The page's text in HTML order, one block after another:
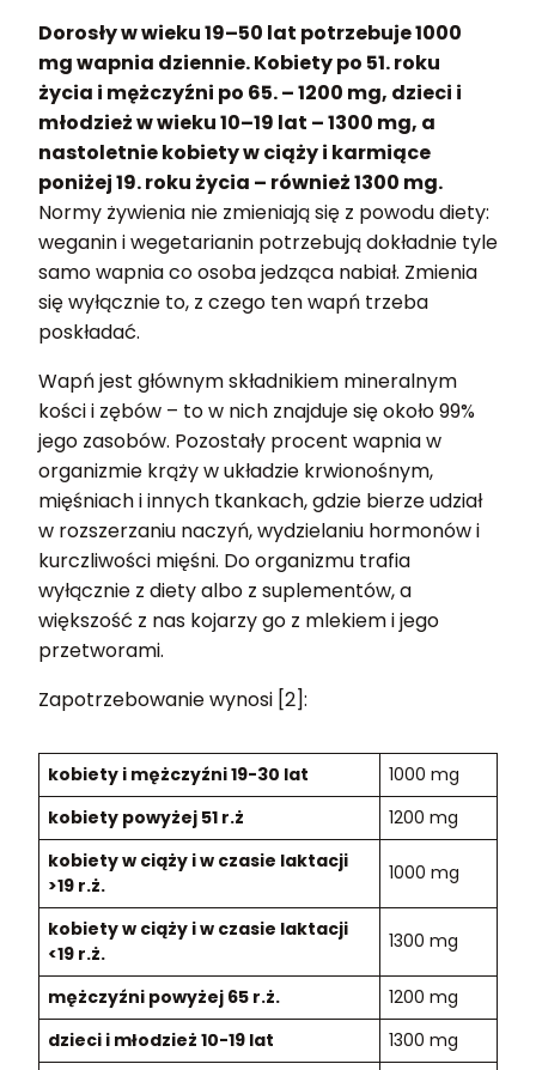
Dorosły w wieku 19–50 lat potrzebuje 1000
mg wapnia dziennie. Kobiety po 51. roku
życia i mężczyźni po 65. – 1200 mg, dzieci i
młodzież w wieku 10–19 lat – 1300 mg, a
nastoletnie kobiety w ciąży i karmiące
poniżej 19. roku życia – również 1300 mg.
Normy żywienia nie zmieniają się z powodu diety:
weganin i wegetarianin potrzebują dokładnie tyle
samo wapnia co osoba jedząca nabiał. Zmienia
się wyłącznie to, z czego ten wapń trzeba
poskładać.
Wapń jest głównym składnikiem mineralnym
kości i zębów – to w nich znajduje się około 99%
jego zasobów. Pozostały procent wapnia w
organizmie krąży w układzie krwionośnym,
mięśniach i innych tkankach, gdzie bierze udział
w rozszerzaniu naczyń, wydzielaniu hormonów i
kurczliwości mięśni. Do organizmu trafia
wyłącznie z diety albo z suplementów, a
większość z nas kojarzy go z mlekiem i jego
przetworami.
Zapotrzebowanie wynosi [2]:
kobiety i mężczyźni 19-30 lat
1000 mg
kobiety powyżej 51 r.ż
1200 mg
kobiety w ciąży i w czasie laktacji
>19 r.ż.
1000 mg
kobiety w ciąży i w czasie laktacji
<19 r.ż.
1300 mg
mężczyźni powyżej 65 r.ż.
1200 mg
dzieci i młodzież 10-19 lat
1300 mg